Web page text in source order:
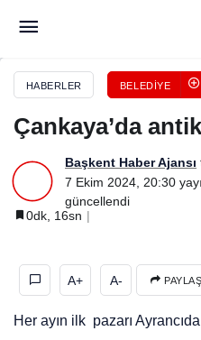
HABERLER BELEDIYE
Çankaya’da
Başkent Haber Ajansı
7 Ekim 2024, 20:30
güncellendi
0dk, 16sn
A+ A- PAYLAŞ
Her ayın ilk pazarı
Çankaya’da antika